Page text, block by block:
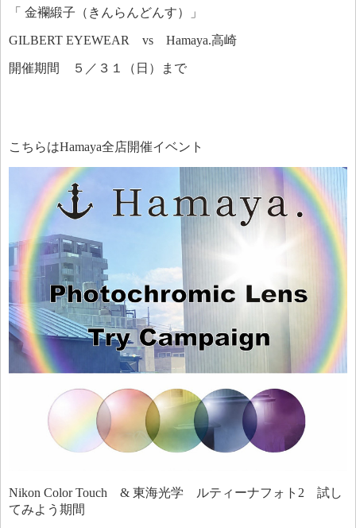
「 金襴緞子（きんらんどんす）」
GILBERT EYEWEAR vs Hamaya.高崎
開催期間 ５／３１（日）まで
こちらはHamaya全店開催イベント
Nikon Color Touch & 東海光学 ルティーナフォト2 試し
てみよう期間